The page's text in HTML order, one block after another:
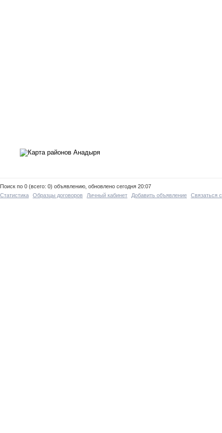
Поиск по 0 (всего: 0) объявлению, обновлено сегодня 20:07
Статистика
Образцы договоров Личный кабинет Добавить объявление Связаться